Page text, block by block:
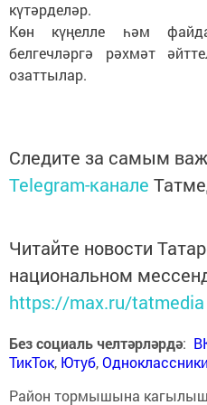
күтәрделәр.
Көн күңелле һәм
белгечләргә рәхмәт
озаттылар.
Следите за самым
Telegram-канале
Читайте новости
национальном
https://max.ru/tatmedia
Без социаль челтәрләрдә:
ТикТок, Ютуб,Одноклассники
Район тормышына